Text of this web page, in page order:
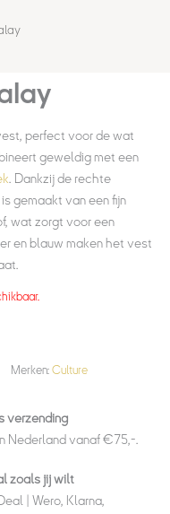
perfect voor de wat
geweldig met een
. Dankzij de rechte
gemaakt van een fijn
wat zorgt voor een
en blauw maken het vest
Merken: Culture
verzending
Nederland vanaf €75,-.
zoals jij wilt
| Wero, Klarna,